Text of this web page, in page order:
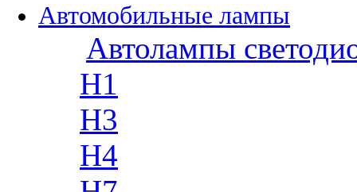
Автомобильные лампы
Автолампы
H1
H3
H4